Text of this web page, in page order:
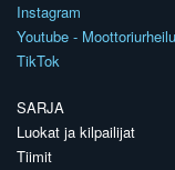
Instagram
Youtube -
TikTok
SARJA
Luokat ja kilpailijat
Tiimit